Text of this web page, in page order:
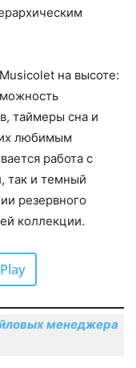
на высоте:
таймеры сна и
любимым
работа с
так и темный
резервного
коллекции.
менеджера